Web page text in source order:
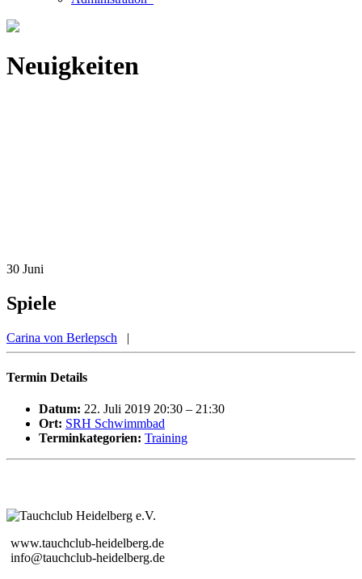
Neuigkeiten
30 Juni
Spiele
Carina von Berlepsch |
Termin Details
Datum: 22. Juli 2019 20:30 – 21:30
Ort: SRH Schwimmbad
Terminkategorien: Training
www.tauchclub-heidelberg.de
info@tauchclub-heidelberg.de